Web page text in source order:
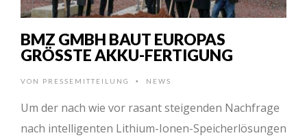
BMZ GMBH BAUT EUROPAS
GRÖSSTE AKKU-FERTIGUNG
VON PRESSEMITTEILUNG • NEWS
Um der nach wie vor rasant steigenden Nachfrage
nach intelligenten Lithium-Ionen-Speicherlösungen